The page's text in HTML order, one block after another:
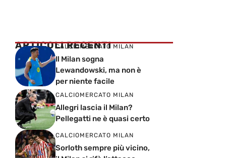
ARTICOLI RECENTI
CALCIOMERCATO MILAN
Il Milan sogna
Lewandowski, ma non è
per niente facile
CALCIOMERCATO MILAN
Allegri lascia il Milan?
Pellegatti ne è quasi certo
CALCIOMERCATO MILAN
Sorloth sempre più vicino,